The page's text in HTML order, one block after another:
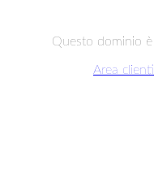
Questo dominio
Area clienti